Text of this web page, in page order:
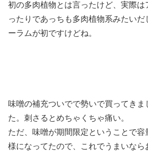
初の多肉植物とは言ったけど、実際は
ったりであっちも多肉植物系みたい
ーラムが初ですけどね。
味噌の補充ついでで勢いで買ってきま
た。刺さるとめちゃくちゃ痛い。
ただ、味噌が期間限定ということで
様になってたので、これでうまいなら